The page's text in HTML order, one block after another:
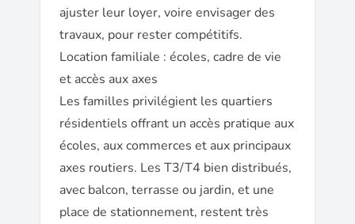
ajuster leur loyer, voire envisager des
travaux, pour rester compétitifs.
Location familiale : écoles, cadre de vie
et accès aux axes
Les familles privilégient les quartiers
résidentiels offrant un accès pratique aux
écoles, aux commerces et aux principaux
axes routiers. Les T3/T4 bien distribués,
avec balcon, terrasse ou jardin, et une
place de stationnement, restent très